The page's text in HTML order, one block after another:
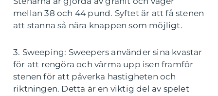
mellan 38 och 44 pund. Syftet är att få stenen
att stanna så nära knappen som möjligt.
3. Sweeping: Sweepers använder sina kvastar
för att rengöra och värma upp isen framför
stenen för att påverka hastigheten och
riktningen. Detta är en viktig del av spelet